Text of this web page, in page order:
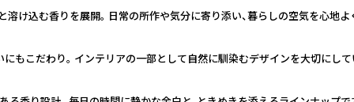
溶け込む香りを展開。 日常の所作や気分に寄り添い、暮らしの空気を心地よ
にもこだわり。 インテリアの一部として自然に馴染むデザインを大切にして